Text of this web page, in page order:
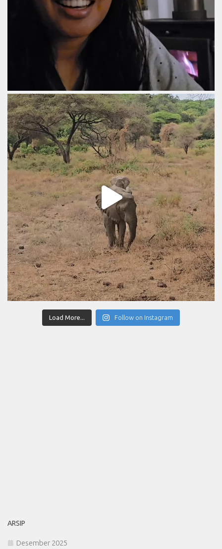
Load More... Follow on Instagram
ARSIP
Desember 2025